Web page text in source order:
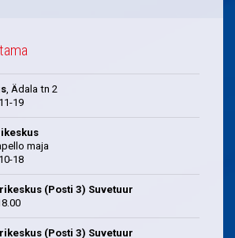
, Ädala tn 2
19
maja
18
(Posti 3) Suvetuur
(Posti 3) Suvetuur